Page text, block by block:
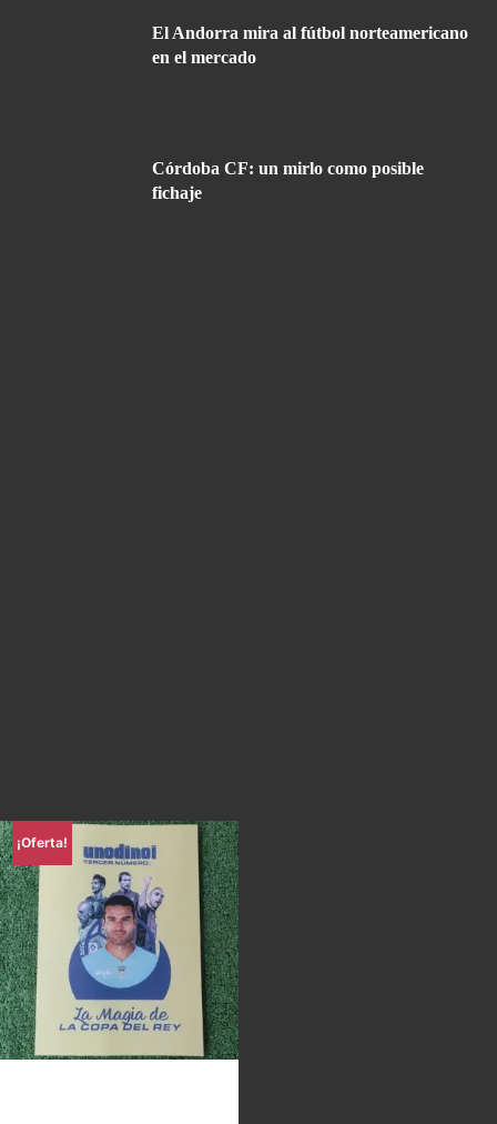
El Andorra mira al fútbol norteamericano
en el mercado
Córdoba CF: un mirlo como posible
fichaje
¡Oferta!